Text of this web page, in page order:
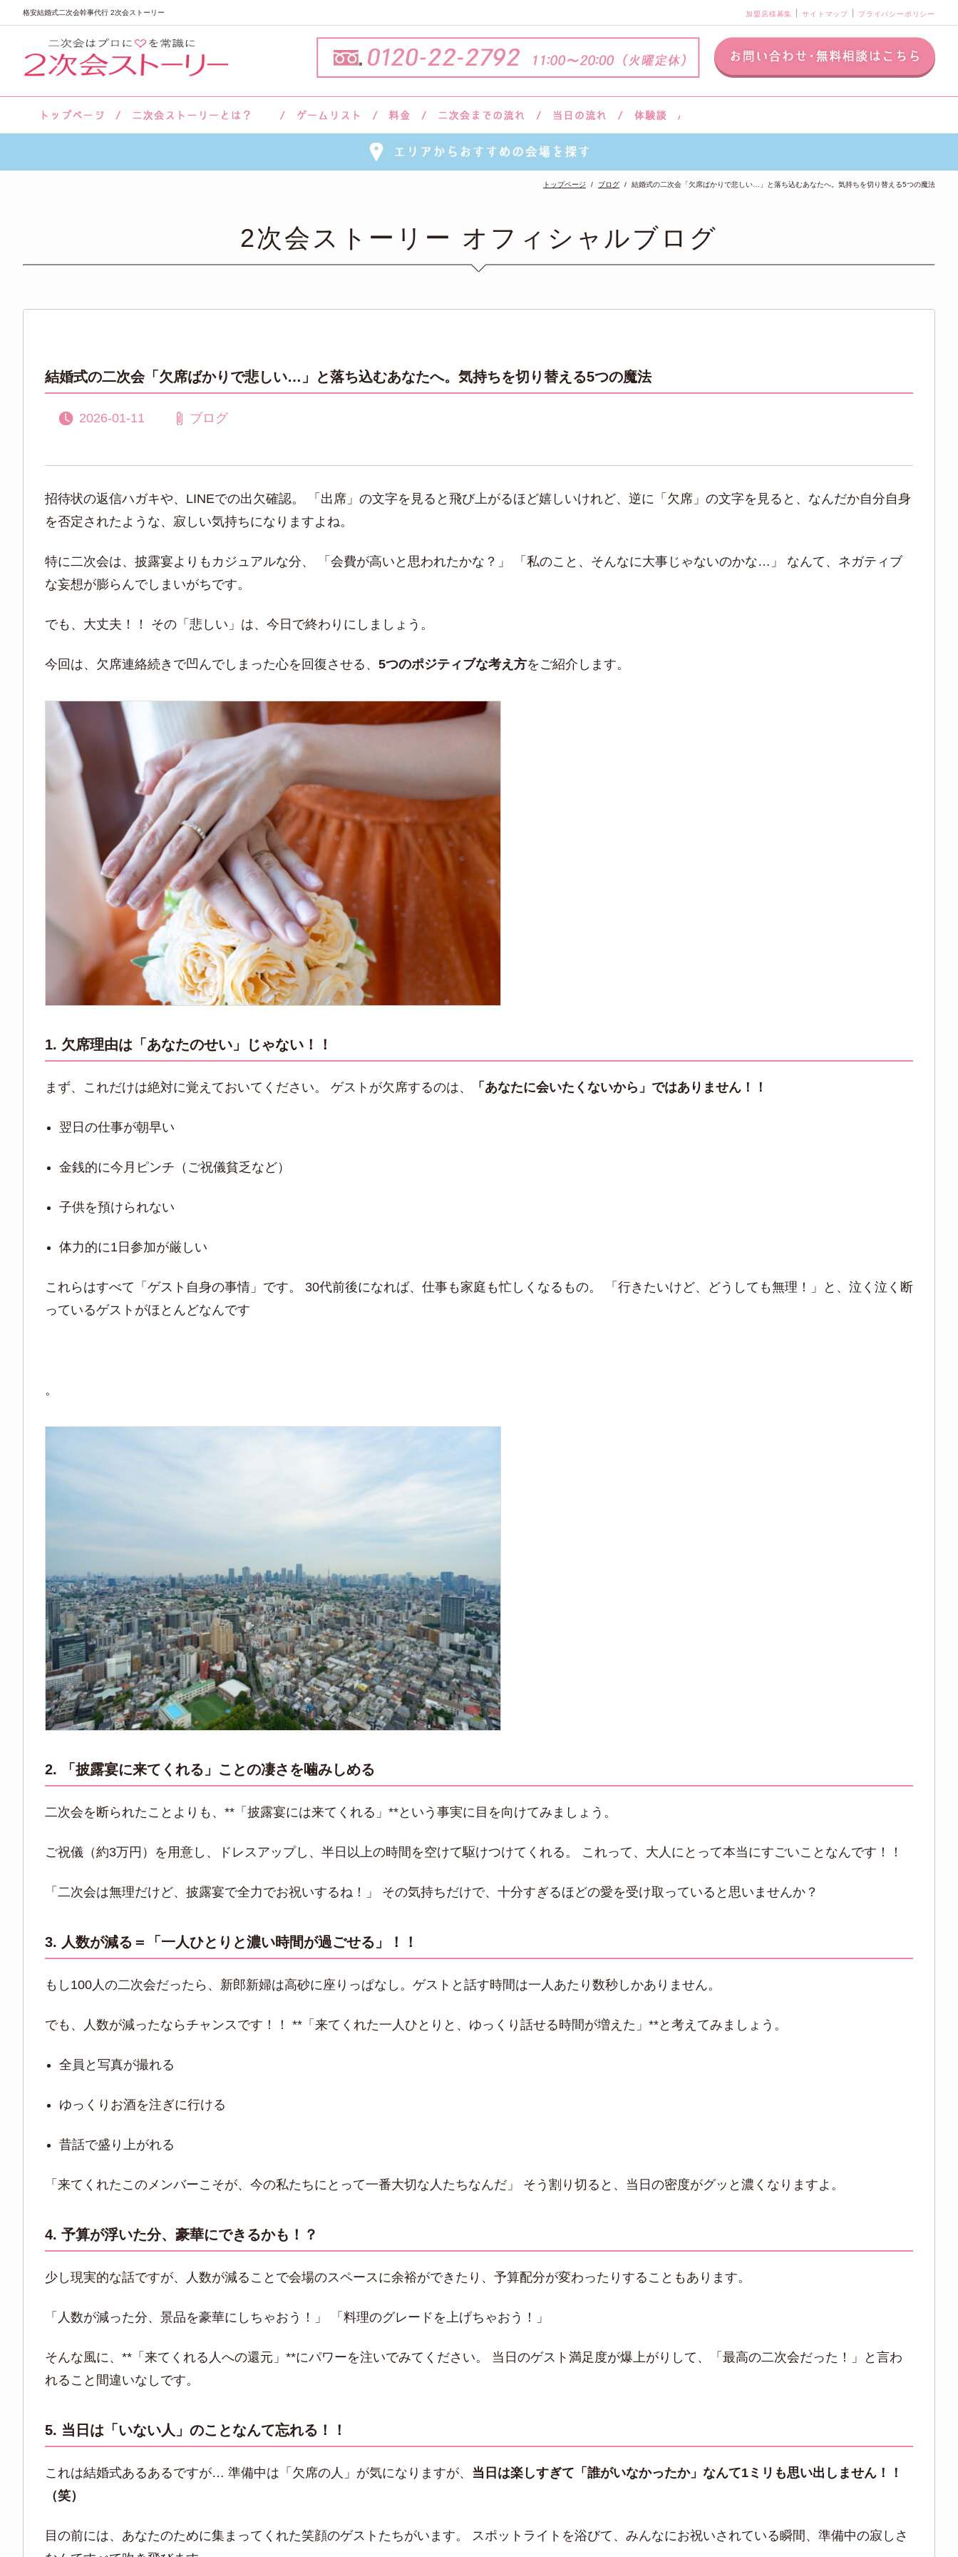
格安結婚式二次会幹事代行 2次会ストーリー 加盟店様募集 サイトマップ プライバシーポリシー
トップページ ブログ 結婚式の二次会「欠席ばかりで悲しい…」と落ち込むあなたへ。気持ちを切り替える5つの魔法
2次会ストーリー オフィシャルブログ
結婚式の二次会「欠席ばかりで悲しい…」と落ち込むあなたへ。気持ちを切り替える5つの魔法
2026-01-11 ブログ
招待状の返信ハガキや、LINEでの出欠確認。 「出席」の文字を見ると飛び上がるほど嬉しいけれど、逆に「欠席」の文字を見ると、なんだか自分自身
を否定されたような、寂しい気持ちになりますよね。
特に二次会は、披露宴よりもカジュアルな分、 「会費が高いと思われたかな？」 「私のこと、そんなに大事じゃないのかな…」 なんて、ネガティブ
な妄想が膨らんでしまいがちです。
でも、大丈夫！！ その「悲しい」は、今日で終わりにしましょう。
今回は、欠席連絡続きで凹んでしまった心を回復させる、 5つのポジティブな考え方をご紹介します。
1. 欠席理由は「あなたのせい」じゃない！！
まず、これだけは絶対に覚えておいてください。 ゲストが欠席するのは、 「あなたに会いたくないから」ではありません！！
翌日の仕事が朝早い
金銭的に今月ピンチ（ご祝儀貧乏など）
子供を預けられない
体力的に1日参加が厳しい
これらはすべて「ゲスト自身の事情」です。 30代前後になれば、仕事も家庭も忙しくなるもの。 「行きたいけど、どうしても無理！」と、泣く泣く断
っているゲストがほとんどなんです
。
2. 「披露宴に来てくれる」ことの凄さを噛みしめる
二次会を断られたことよりも、**「披露宴には来てくれる」**という事実に目を向けてみましょう。
ご祝儀（約3万円）を用意し、ドレスアップし、半日以上の時間を空けて駆けつけてくれる。 これって、大人にとって本当にすごいことなんです！！
「二次会は無理だけど、披露宴で全力でお祝いするね！」 その気持ちだけで、十分すぎるほどの愛を受け取っていると思いませんか？
3. 人数が減る＝「一人ひとりと濃い時間が過ごせる」！！
もし100人の二次会だったら、新郎新婦は高砂に座りっぱなし。ゲストと話す時間は一人あたり数秒しかありません。
でも、人数が減ったならチャンスです！！ **「来てくれた一人ひとりと、ゆっくり話せる時間が増えた」**と考えてみましょう。
全員と写真が撮れる
ゆっくりお酒を注ぎに行ける
昔話で盛り上がれる
「来てくれたこのメンバーこそが、今の私たちにとって一番大切な人たちなんだ」 そう割り切ると、当日の密度がグッと濃くなりますよ。
4. 予算が浮いた分、豪華にできるかも！？
少し現実的な話ですが、人数が減ることで会場のスペースに余裕ができたり、予算配分が変わったりすることもあります。
「人数が減った分、景品を豪華にしちゃおう！」 「料理のグレードを上げちゃおう！」
そんな風に、**「来てくれる人への還元」**にパワーを注いでみてください。 当日のゲスト満足度が爆上がりして、「最高の二次会だった！」と言わ
れること間違いなしです。
5. 当日は「いない人」のことなんて忘れる！！
これは結婚式あるあるですが… 準備中は「欠席の人」が気になりますが、 当日は楽しすぎて「誰がいなかったか」なんて1ミリも思い出しません！！
（笑）
目の前には、あなたのために集まってくれた笑顔のゲストたちがいます。 スポットライトを浴びて、みんなにお祝いされている瞬間、準備中の寂しさ